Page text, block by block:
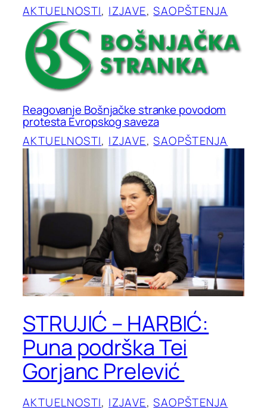
AKTUELNOSTI, IZJAVE, SAOPŠTENJA
Reagovanje Bošnjačke stranke povodom
protesta Evropskog saveza
AKTUELNOSTI, IZJAVE, SAOPŠTENJA
STRUJIĆ – HARBIĆ:
Puna podrška Tei
Gorjanc Prelević
AKTUELNOSTI, IZJAVE, SAOPŠTENJA